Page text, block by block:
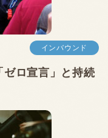
インバウンド
ゼロ宣言」と持続